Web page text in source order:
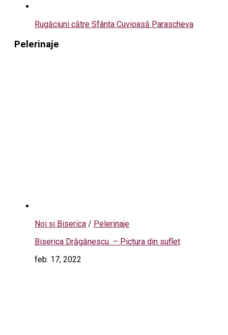
Rugăciuni către Sfânta Cuvioasă Parascheva
Pelerinaje
Noi și Biserica / Pelerinaje
Biserica Drăgănescu – Pictura din suflet
feb. 17, 2022